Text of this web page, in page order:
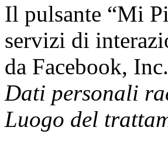
Il pulsante “Mi
servizi di
da Facebook, Inc.
Dati personali
Luogo del